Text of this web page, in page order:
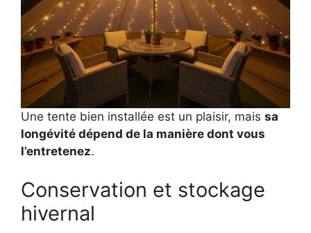
Une tente bien installée est un plaisir, mais sa
longévité dépend de la manière dont vous
l’entretenez.
Conservation et stockage
hivernal